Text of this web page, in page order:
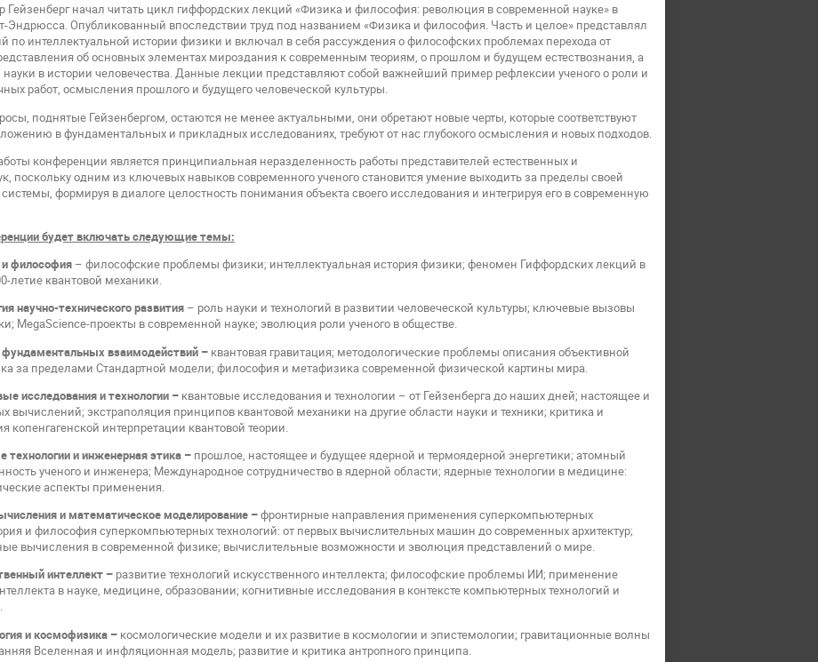
Гейзенберг начал читать цикл гиффордских лекций «Физика и философия: революция в современной науке» в
Эндрюсса. Опубликованный впоследствии труд под названием «Физика и философия. Часть и целое» представлял
по интеллектуальной истории физики и включал в себя рассуждения о философских проблемах перехода от
об основных элементах мироздания к современным теориям, о прошлом и будущем естествознания, а
в истории человечества. Данные лекции представляют собой важнейший пример рефлексии ученого о роли и
работ, осмысления прошлого и будущего человеческой культуры.
поднятые Гейзенбергом, остаются не менее актуальными, они обретают новые черты, которые соответствуют
в фундаментальных и прикладных исследованиях, требуют от нас глубокого осмысления и новых подходов.
конференции является принципиальная неразделенность работы представителей естественных и
поскольку одним из ключевых навыков современного ученого становится умение выходить за пределы своей
формируя в диалоге целостность понимания объекта своего исследования и интегрируя его в современную
будет включать следующие темы:
философия – философские проблемы физики; интеллектуальная история физики; феномен Гиффордских лекций в
летие квантовой механики.
научно-технического развития – роль науки и технологий в развитии человеческой культуры; ключевые вызовы
MegaScience-проекты в современной науке; эволюция роли ученого в обществе.
взаимодействий – квантовая гравитация; методологические проблемы описания объективной
за пределами Стандартной модели; философия и метафизика современной физической картины мира.
исследования и технологии – квантовые исследования и технологии – от Гейзенберга до наших дней; настоящее и
вычислений; экстраполяция принципов квантовой механики на другие области науки и техники; критика и
копенгагенской интерпретации квантовой теории.
технологии и инженерная этика – прошлое, настоящее и будущее ядерной и термоядерной энергетики; атомный
ученого и инженера; Международное сотрудничество в ядерной области; ядерные технологии в медицине:
аспекты применения.
и математическое моделирование –фронтирные направления применения суперкомпьютерных
и философия суперкомпьютерных технологий: от первых вычислительных машин до современных архитектур;
вычисления в современной физике; вычислительные возможности и эволюция представлений о мире.
интеллект – развитие технологий искусственного интеллекта; философские проблемы ИИ; применение
в науке, медицине, образовании; когнитивные исследования в контексте компьютерных технологий и
и космофизика – космологические модели и их развитие в космологии и эпистемологии; гравитационные волны
Вселенная и инфляционная модель; развитие и критика антропного принципа.